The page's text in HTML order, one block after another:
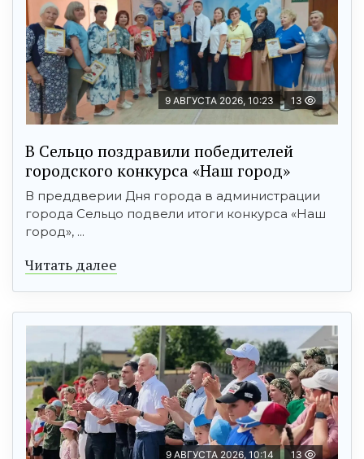
9 АВГУСТА 2026, 10:23 13
В Сельцо поздравили победителей
городского конкурса «Наш город»
В преддверии Дня города в администрации
города Сельцо подвели итоги конкурса «Наш
город», ...
Читать далее
9 АВГУСТА 2026, 10:14 13